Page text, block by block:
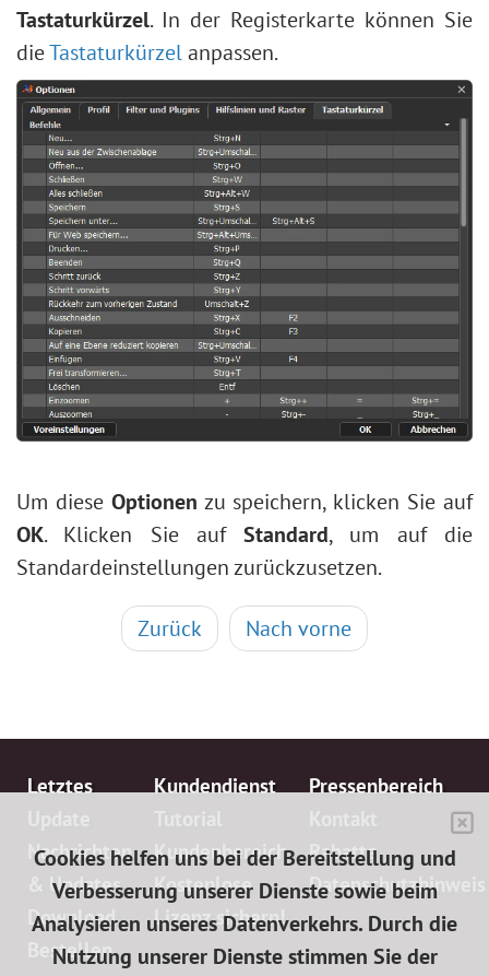
Tastaturkürzel. In der Registerkarte können Sie
dieTastaturkürzelanpassen.
Um diese Optionen zu speichern, klicken Sie auf
ОК. Klicken Sie aufStandard, um auf die
Standardeinstellungen zurückzusetzen.
Zurück Nach vorne
Letztes
Nachrichten
& Updates
Download
Bestellen
Kundendienst
Kundenbereich
Kostenlose
Lizenz sichern!
Pressenbereich
Rabatte
Datenschutzhinweis
Cookies helfen uns bei der Bereitstellung und
Verbesserung unserer Dienste sowie beim
Analysieren unseres Datenverkehrs. Durch die
Nutzung unserer Dienste stimmen Sie der